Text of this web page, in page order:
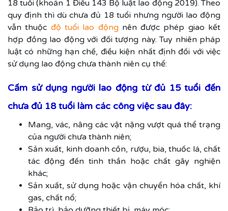
18 tuổi (khoản 1 Điều 143 Bộ luật lao động 2019). Theo
quy định thì dù chưa đủ 18 tuổi nhưng người lao động
vẫn thuộc độ tuổi lao độngnên được phép giao kết
hợp đồng lao động với đối tượng này. Tuy nhiên pháp
luật có những hạn chế, điều kiện nhất định đối với việc
sử dụng lao động chưa thành niên cụ thể:
Cấm sử dụng người lao động từ đủ 15 tuổi đến
chưa đủ 18 tuổi làm các công việc sau đây:
Mang, vác, nâng các vật nặng vượt quá thể trạng
của người chưa thành niên;
Sản xuất, kinh doanh cồn, rượu, bia, thuốc lá, chất
tác động đến tinh thần hoặc chất gây nghiện
khác;
Sản xuất, sử dụng hoặc vận chuyển hóa chất, khí
gas, chất nổ;